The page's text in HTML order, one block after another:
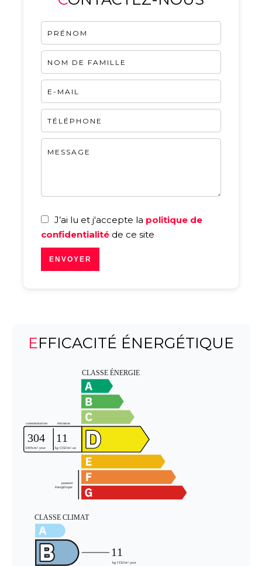
J’ai lu et j'accepte la politique de
confidentialité de ce site
ENVOYER
EFFICACITÉ ÉNERGÉTIQUE